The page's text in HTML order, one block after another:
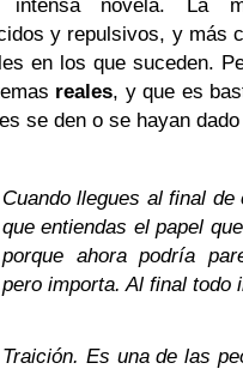
intensa novela. La
y repulsivos, y más
en los que suceden.
reales, y que es
se den o se hayan
Cuando llegues al final
que entiendas el papel
porque ahora podría
pero importa. Al final todo
Traición. Es una de las